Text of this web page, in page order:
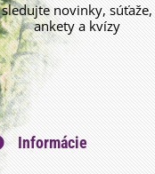
sledujte novinky, súťaže,
ankety a kvízy
Informácie